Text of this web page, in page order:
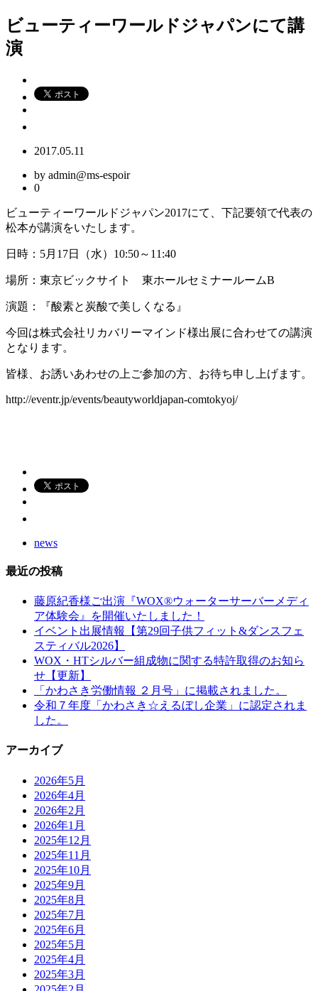
ビューティーワールドジャパンにて講
演
2017.05.11
by admin@ms-espoir
0
ビューティーワールドジャパン2017にて、下記要領で代表の
松本が講演をいたします。
日時：5月17日（水）10:50～11:40
場所：東京ビックサイト 東ホールセミナールームB
演題：『酸素と炭酸で美しくなる』
今回は株式会社リカバリーマインド様出展に合わせての講演
となります。
皆様、お誘いあわせの上ご参加の方、お待ち申し上げます。
http://eventr.jp/events/beautyworldjapan-comtokyoj/
news
最近の投稿
藤原紀香様ご出演『WOX®ウォーターサーバーメディ
ア体験会』を開催いたしました！
イベント出展情報【第29回子供フィット&ダンスフェ
スティバル2026】
WOX・HTシルバー組成物に関する特許取得のお知ら
せ【更新】
「かわさき労働情報 ２月号」に掲載されました。
令和７年度「かわさき☆えるぼし企業」に認定されま
した。
アーカイブ
2026年5月
2026年4月
2026年2月
2026年1月
2025年12月
2025年11月
2025年10月
2025年9月
2025年8月
2025年7月
2025年6月
2025年5月
2025年4月
2025年3月